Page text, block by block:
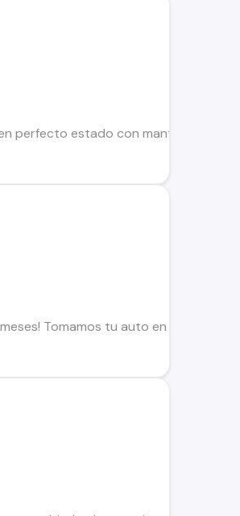
perfecto estado con mantenimiento
Tomamos tu auto en parte de